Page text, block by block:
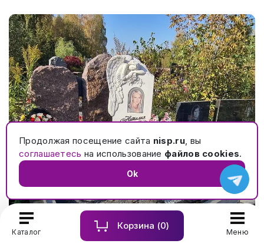
Каталог
Корзина (0)
Меню
Гармоничный мемориальный комплекс в сочетании
серого и черного гранитов. № 694
Продолжая посещение сайта nisp.ru, вы
соглашаетесь на использование файлов cookies.
Ok